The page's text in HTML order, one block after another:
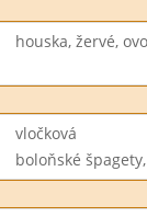
houska, žervé,
vločková
boloňské